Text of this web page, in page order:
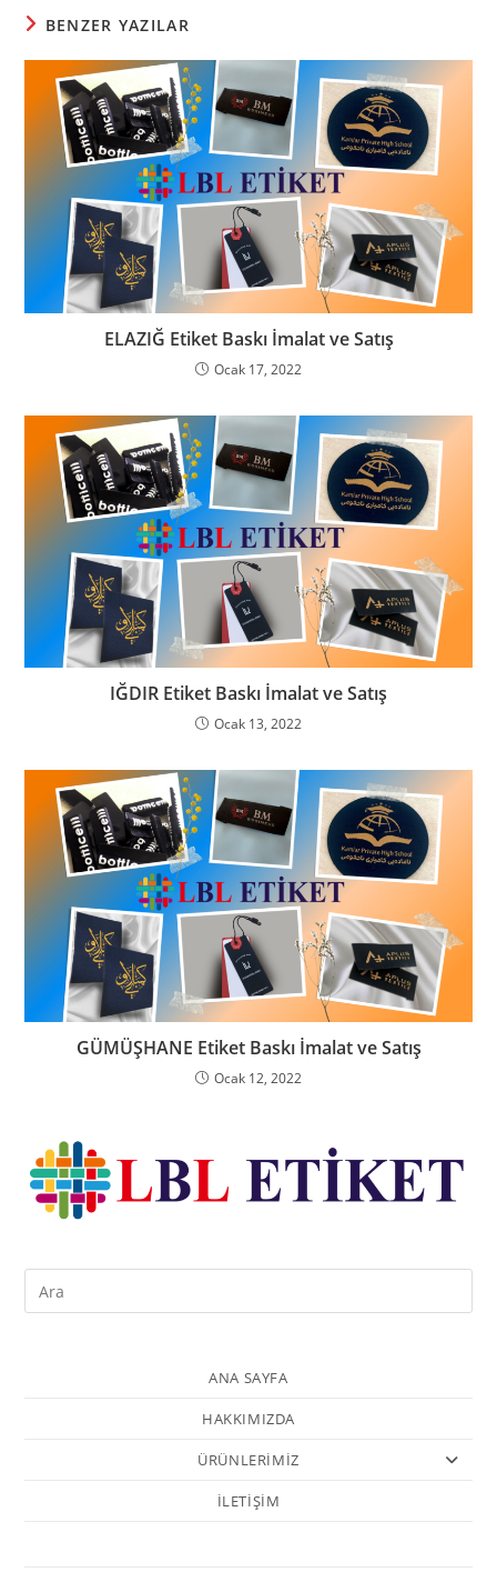
BENZER YAZILAR
ELAZIĞ Etiket Baskı İmalat ve Satış
Ocak 17, 2022
IĞDIR Etiket Baskı İmalat ve Satış
Ocak 13, 2022
GÜMÜŞHANE Etiket Baskı İmalat ve Satış
Ocak 12, 2022
ANA SAYFA
HAKKIMIZDA
ÜRÜNLERİMİZ
İLETİŞİM